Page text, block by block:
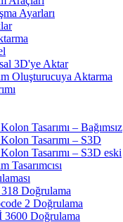
Ayarları
3D'ye Aktar
Oluşturucuya Aktarma
Tasarımı – Bağımsız
Tasarımı – S3D
Kolon Tasarımı – S3D eski
Tasarımcısı
Doğrulama
2 Doğrulama
3600 Doğrulama